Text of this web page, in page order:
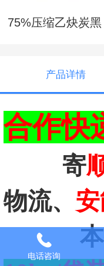
75%压缩乙炔炭黑
产品详情
合作快
寄
物流、
电话咨询